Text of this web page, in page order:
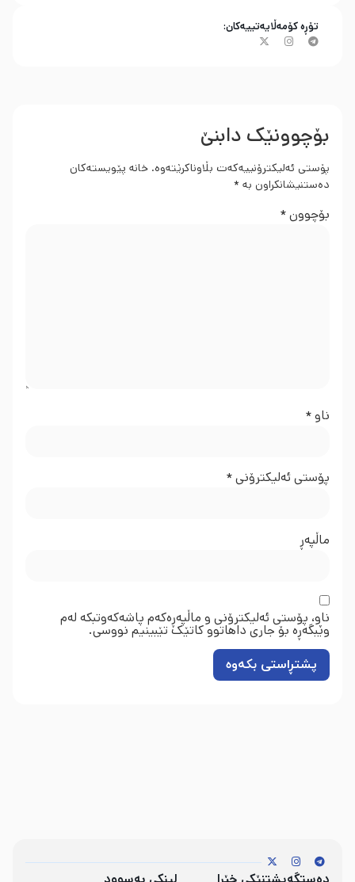
تۆڕە کۆمەڵایەتییەکان:
بۆچوونێک دابنێ
پۆستی ئەلیکترۆنییەکەت بڵاوناکرێتەوە. خانە پێویستەکان
دەستنیشانکراون بە *
بۆچوون*
ناو*
پۆستی ئەلیکترۆنی*
ماڵپه‌ڕ
ناو، پۆستی ئەلیکترۆنی و ماڵپەڕەکەم پاشەکەوتبکە لەم
وێبگەڕە بۆ جاری داهاتوو کاتێک تێبینیم نووسی.